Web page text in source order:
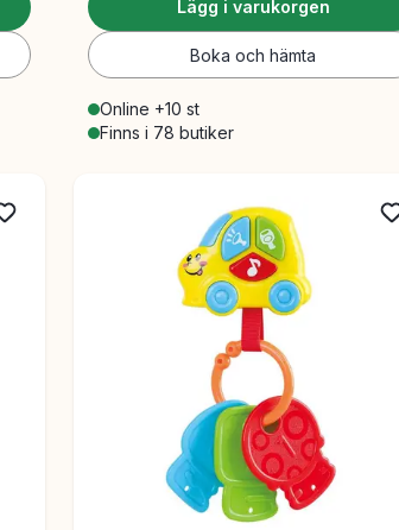
Lägg i varukorgen
Boka och hämta
Online +10 st
Finns i 78 butiker